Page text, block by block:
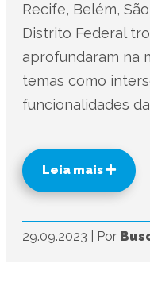
Recife, Belém,
Distrito Federal
aprofundaram na
temas como
funcionalidades
Leia mais
29.09.2023 Por